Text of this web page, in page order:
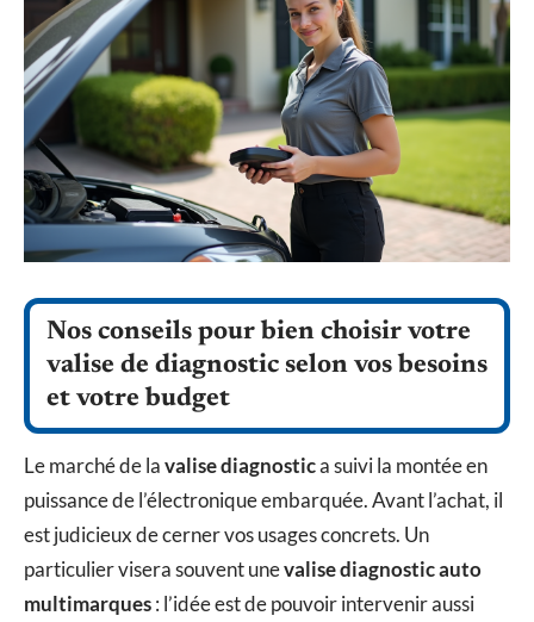
Nos conseils pour bien choisir votre
valise de diagnostic selon vos besoins
et votre budget
Le marché de lavalise diagnostica suivi la montée en
puissance de l’électronique embarquée. Avant l’achat, il
est judicieux de cerner vos usages concrets. Un
particulier visera souvent unevalise diagnostic auto
multimarques: l’idée est de pouvoir intervenir aussi